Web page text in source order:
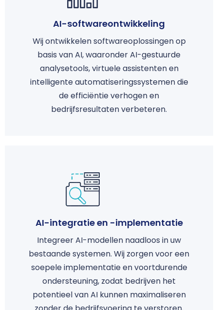
AI-softwareontwikkeling
Wij ontwikkelen softwareoplossingen op
basis van AI, waaronder AI-gestuurde
analysetools, virtuele assistenten en
intelligente automatiseringssystemen die
de efficiëntie verhogen en
bedrijfsresultaten verbeteren.
AI-integratie en -implementatie
Integreer AI-modellen naadloos in uw
bestaande systemen. Wij zorgen voor een
soepele implementatie en voortdurende
ondersteuning, zodat bedrijven het
potentieel van AI kunnen maximaliseren